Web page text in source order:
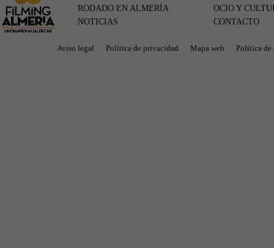
RODADO EN ALMERÍA
NOTICIAS
OCIO Y
CONTACTO
Aviso legal Política de privacidad Mapa web Política de